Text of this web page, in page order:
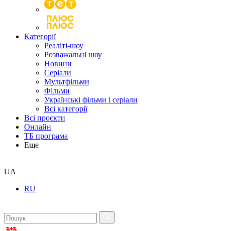
Категорії
Реаліті-шоу
Розважальні шоу
Новини
Серіали
Мультфільми
Фільми
Українські фільми і серіали
Всі категорії
Всі проєкти
Онлайн
ТБ програма
Еще
UA
RU